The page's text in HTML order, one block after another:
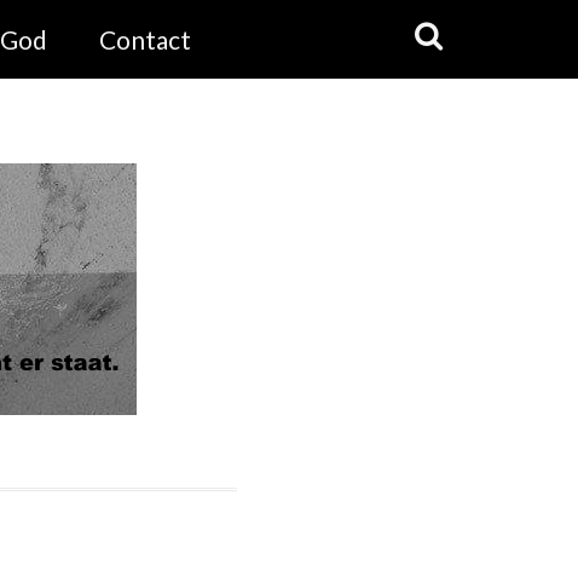
God Contact